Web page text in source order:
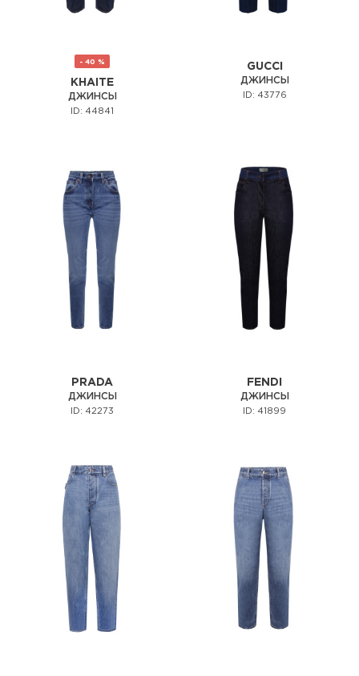
- 40 %
KHAITE
ДЖИНСЫ
ID: 44841
GUCCI
ДЖИНСЫ
ID: 43776
PRADA
ДЖИНСЫ
ID: 42273
FENDI
ДЖИНСЫ
ID: 41899